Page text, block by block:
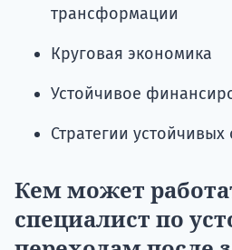
трансформации
Круговая экономика
Устойчивое
Стратегии
Кем может
специалист по